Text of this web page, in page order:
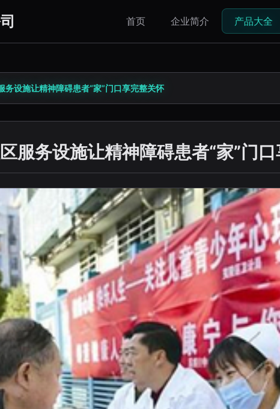
首页 企业简介 产品大全
设施让精神障碍患者“家”门口享完整关怀
服务设施让精神障碍患者“家”门